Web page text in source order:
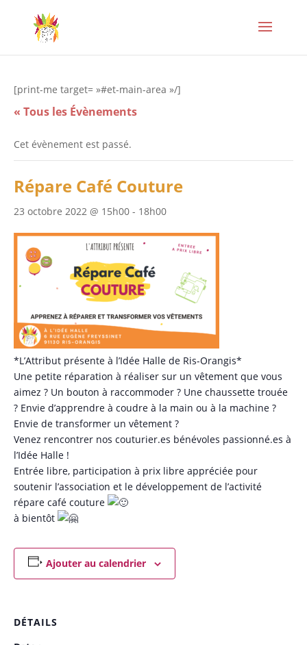
[print-me target= »#et-main-area »/]
« Tous les Évènements
Cet évènement est passé.
Répare Café Couture
23 octobre 2022 @ 15h00 - 18h00
*L’Attribut présente à l’Idée Halle de Ris-Orangis*
Une petite réparation à réaliser sur un vêtement que vous
aimez ? Un bouton à raccommoder ? Une chaussette trouée
? Envie d’apprendre à coudre à la main ou à la machine ?
Envie de transformer un vêtement ?
Venez rencontrer nos couturier.es bénévoles passionné.es à
l’Idée Halle !
Entrée libre, participation à prix libre appréciée pour
soutenir l’association et le développement de l’activité
répare café couture
à bientôt
Ajouter au calendrier
DÉTAILS